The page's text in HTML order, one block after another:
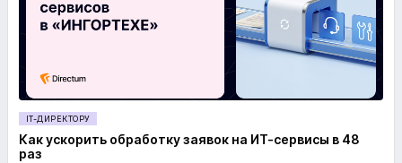
IT-ДИРЕКТОРУ
Как ускорить обработку заявок на ИТ-сервисы в 48
раз